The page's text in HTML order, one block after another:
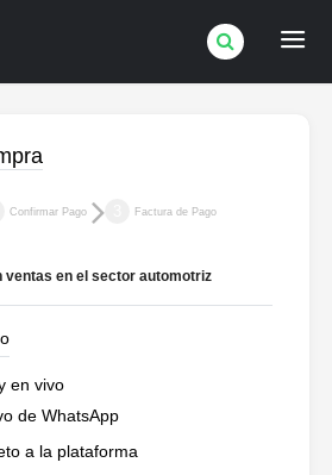
Confirmar Pago Factura de Pago
ventas en el sector automotriz
en vivo
de WhatsApp
a la plataforma